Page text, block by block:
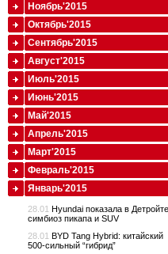
Ноябрь'2015
Октябрь'2015
Сентябрь'2015
Август'2015
Июль'2015
Июнь'2015
Май'2015
Апрель'2015
Март'2015
Февраль'2015
Январь'2015
28.01 Hyundai показала в Детройте
симбиоз пикапа и SUV
28.01 BYD Tang Hybrid: китайский
500-сильный “гибрид”